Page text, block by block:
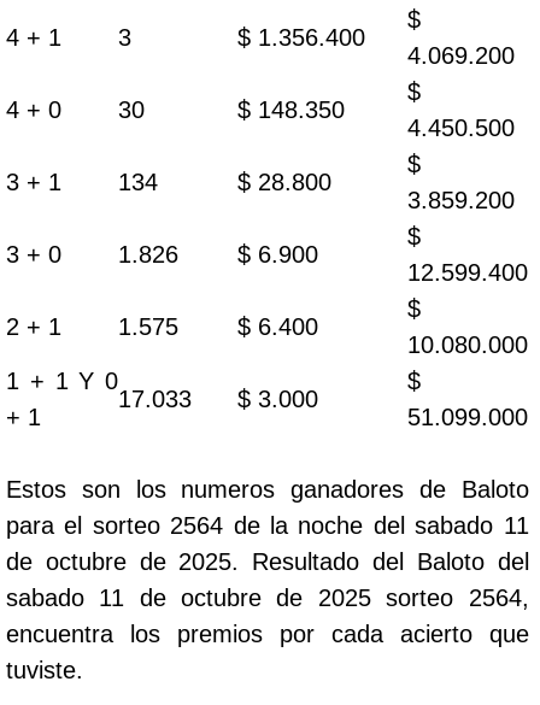
4 + 1 3 $ 1.356.400
$
4.069.200
4 + 0 30 $ 148.350
$
4.450.500
3 + 1 134 $ 28.800
$
3.859.200
3 + 0 1.826 $ 6.900
$
12.599.400
2 + 1 1.575 $ 6.400
$
10.080.000
1 + 1 Y 0
+ 1
17.033 $ 3.000
$
51.099.000
Estos son los numeros ganadores de Baloto
para el sorteo 2564 de la noche del sabado 11
de octubre de 2025. Resultado del Baloto del
sabado 11 de octubre de 2025 sorteo 2564,
encuentra los premios por cada acierto que
tuviste.